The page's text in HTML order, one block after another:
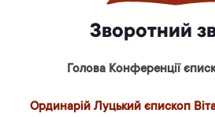
Зворотний
Голова Конференції
Ординарій Луцький єпископ